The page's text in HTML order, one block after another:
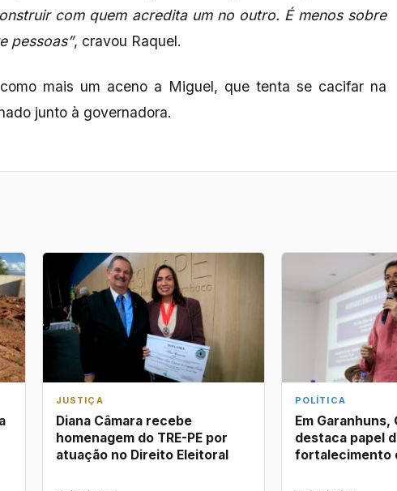
com quem acredita um no outro. É menos sobre
pessoas”, cravou Raquel.
mais um aceno a Miguel, que tenta se cacifar na
junto à governadora.
JUSTIÇA
Diana Câmara recebe
homenagem do TRE-PE por
atuação no Direito Eleitoral
POLÍTICA
Em Garanhuns,
destaca papel
fortalecimento